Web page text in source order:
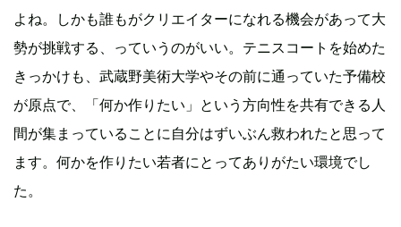
よね。しかも誰もがクリエイターになれる機会があって大
勢が挑戦する、っていうのがいい。テニスコートを始めた
きっかけも、武蔵野美術大学やその前に通っていた予備校
が原点で、「何か作りたい」という方向性を共有できる人
間が集まっていることに自分はずいぶん救われたと思って
ます。何かを作りたい若者にとってありがたい環境でし
た。